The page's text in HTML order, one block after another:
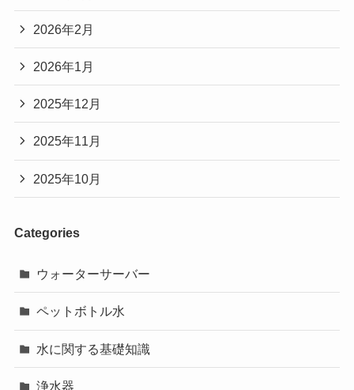
2026年2月
2026年1月
2025年12月
2025年11月
2025年10月
Categories
ウォーターサーバー
ペットボトル水
水に関する基礎知識
浄水器